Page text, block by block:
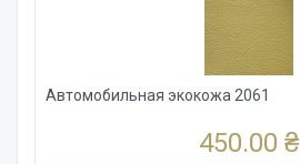
Автомобильная экокожа 2061
450.00 ₴